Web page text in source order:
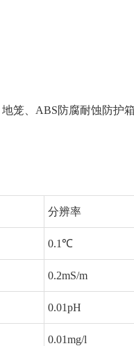
笼、ABS防腐耐蚀防护
分辨率
0.1℃
0.2mS/m
0.01pH
0.01mg/l